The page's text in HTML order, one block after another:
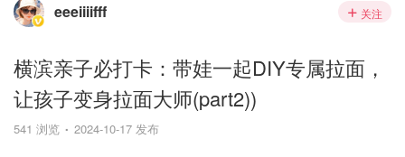
eeeiiiifff 关注
横滨亲子必打卡：带娃一起DIY专属拉面，
让孩子变身拉面大师(part2))
541 浏览 2024-10-17 发布